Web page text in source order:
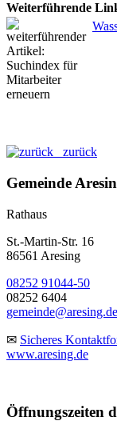
Weiterführende
zurück
Gemeinde
Rathaus
St.-Martin-Str. 16
86561 Aresing
08252 91044-50
08252 6404
gemeinde@aresing.de
✉ Sicheres
www.aresing.de
Öffnungszeiten